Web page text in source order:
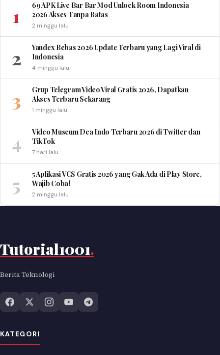
1
69 APK Live Bar Bar Mod Unlock Room Indonesia
2026 Akses Tanpa Batas
2 minggu lalu
2
Yandex Bebas 2026 Update Terbaru yang Lagi Viral di
Indonesia
4 minggu lalu
3
Grup Telegram Video Viral Gratis 2026, Dapatkan
Akses Terbaru Sekarang
1 minggu lalu
4
Video Museum Dea Indo Terbaru 2026 di Twitter dan
TikTok
7 hari lalu
5
5 Aplikasi VCS Gratis 2026 yang Gak Ada di Play Store,
Wajib Coba!
2 minggu lalu
Tutorial1001.
Berita Teknologi
KATEGORI